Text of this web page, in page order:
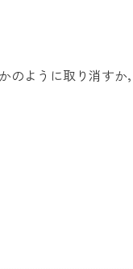
のように取り消す